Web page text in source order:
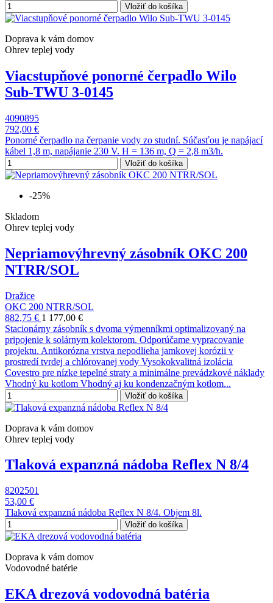
Vložiť do košíka
Doprava k vám domov
Ohrev teplej vody
Viacstupňové ponorné čerpadlo Wilo
Sub-TWU 3-0145
4090895
792,00 €
Ponorné čerpadlo na čerpanie vody zo studní. Súčasťou je napájací
kábel 1,8 m, napájanie 230 V. H = 136 m, Q = 2,8 m3/h.
Vložiť do košíka
-25%
Skladom
Ohrev teplej vody
Nepriamovýhrevný zásobník OKC 200
NTRR/SOL
Dražice
OKC 200 NTRR/SOL
882,75 € 1 177,00 €
Stacionárny zásobník s dvoma výmenníkmi optimalizovaný na
pripojenie k solárnym kolektorom. Odporúčame vypracovanie
projektu. Antikorózna vrstva nepodlieha jamkovej korózii v
prostredí tvrdej a chlórovanej vody Vysokokvalitná izolácia
Covestro pre nízke tepelné straty a minimálne prevádzkové náklady
Vhodný ku kotlom Vhodný aj ku kondenzačným kotlom...
Vložiť do košíka
Doprava k vám domov
Ohrev teplej vody
Tlaková expanzná nádoba Reflex N 8/4
8202501
53,00 €
Tlaková expanzná nádoba Reflex N 8/4. Objem 8l.
Vložiť do košíka
Doprava k vám domov
Vodovodné batérie
EKA drezová vodovodná batéria